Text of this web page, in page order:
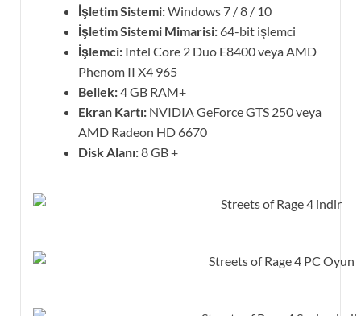
İşletim Sistemi:Windows 7 / 8 / 10
İşletim Sistemi Mimarisi: 64-bit işlemci
İşlemci: Intel Core 2 Duo E8400 veya AMD
Phenom II X4 965
Bellek:4 GB RAM+
Ekran Kartı: NVIDIA GeForce GTS 250 veya
AMD Radeon HD 6670
Disk Alanı:8 GB +